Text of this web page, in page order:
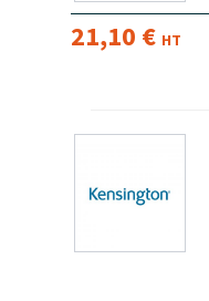
21,10 € HT